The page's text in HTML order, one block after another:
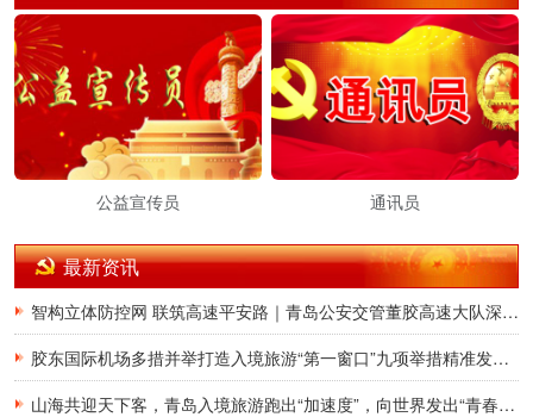
公益宣传员 通讯员
最新资讯
智构立体防控网 联筑高速平安路｜青岛公安交管董胶高速大队深耕交通治理提质增效
胶东国际机场多措并举打造入境旅游“第一窗口”九项举措精准发力，助力青岛建设国际滨海旅游度假胜地
山海共迎天下客，青岛入境旅游跑出“加速度”，向世界发出“青春之约”